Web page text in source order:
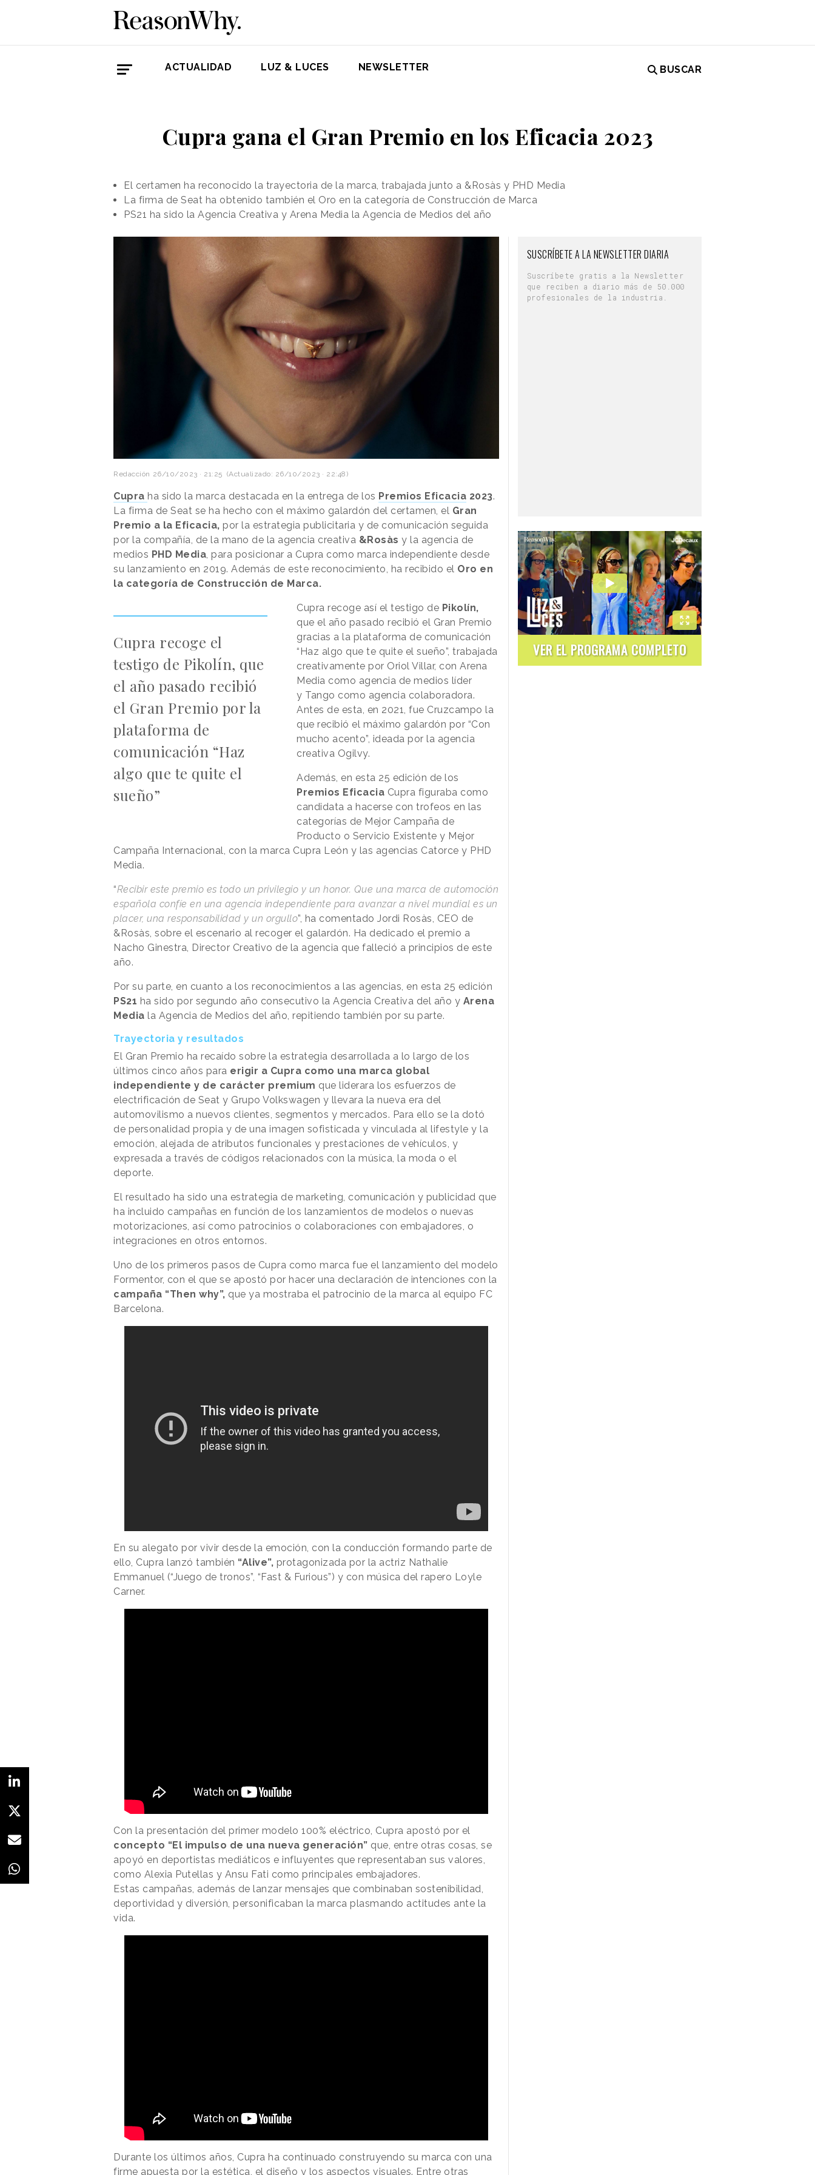
ACTUALIDAD LUZ & LUCES NEWSLETTER BUSCAR
Cupra gana el Gran Premio en los Eficacia 2023
El certamen ha reconocido la trayectoria de la marca, trabajada junto a &Rosàs y PHD Media
La firma de Seat ha obtenido también el Oro en la categoría de Construcción de Marca
PS21 ha sido la Agencia Creativa y Arena Media la Agencia de Medios del año
Redacción 26/10/2023 · 21:25 (Actualizado: 26/10/2023 · 22:48)
Cupra ha sido la marca destacada en la entrega de los Premios Eficacia 2023.
La firma de Seat se ha hecho con el máximo galardón del certamen, el Gran
Premio a la Eficacia, por la estrategia publicitaria y de comunicación seguida
por la compañía, de la mano de la agencia creativa &Rosàs y la agencia de
medios PHD Media, para posicionar a Cupra como marca independiente desde
su lanzamiento en 2019. Además de este reconocimiento, ha recibido el Oro en
la categoría de Construcción de Marca.
Cupra recoge el
testigo de Pikolín, que
el año pasado recibió
el Gran Premio por la
plataforma de
comunicación “Haz
algo que te quite el
sueño”
Cupra recoge así el testigo de Pikolín,
que el año pasado recibió el Gran Premio
gracias a la plataforma de comunicación
“Haz algo que te quite el sueño”, trabajada
creativamente por Oriol Villar, con Arena
Media como agencia de medios líder
y Tango como agencia colaboradora.
Antes de esta, en 2021, fue Cruzcampo la
que recibió el máximo galardón por “Con
mucho acento”, ideada por la agencia
creativa Ogilvy.
Además, en esta 25 edición de los
Premios Eficacia Cupra figuraba como
candidata a hacerse con trofeos en las
categorías de Mejor Campaña de
Producto o Servicio Existente y Mejor
Campaña Internacional, con la marca Cupra León y las agencias Catorce y PHD
Media.
“Recibir este premio es todo un privilegio y un honor. Que una marca de automoción
española confíe en una agencia independiente para avanzar a nivel mundial es un
placer, una responsabilidad y un orgullo”, ha comentado Jordi Rosàs, CEO de
&Rosàs, sobre el escenario al recoger el galardón. Ha dedicado el premio a
Nacho Ginestra, Director Creativo de la agencia que falleció a principios de este
año.
Por su parte, en cuanto a los reconocimientos a las agencias, en esta 25 edición
PS21 ha sido por segundo año consecutivo la Agencia Creativa del año y Arena
Media la Agencia de Medios del año, repitiendo también por su parte.
Trayectoria y resultados
El Gran Premio ha recaído sobre la estrategia desarrollada a lo largo de los
últimos cinco años para erigir a Cupra como una marca global
independiente y de carácter premium que liderara los esfuerzos de
electrificación de Seat y Grupo Volkswagen y llevara la nueva era del
automovilismo a nuevos clientes, segmentos y mercados. Para ello se la dotó
de personalidad propia y de una imagen sofisticada y vinculada al lifestyle y la
emoción, alejada de atributos funcionales y prestaciones de vehículos, y
expresada a través de códigos relacionados con la música, la moda o el
deporte.
El resultado ha sido una estrategia de marketing, comunicación y publicidad que
ha incluido campañas en función de los lanzamientos de modelos o nuevas
motorizaciones, así como patrocinios o colaboraciones con embajadores, o
integraciones en otros entornos.
Uno de los primeros pasos de Cupra como marca fue el lanzamiento del modelo
Formentor, con el que se apostó por hacer una declaración de intenciones con la
campaña “Then why”, que ya mostraba el patrocinio de la marca al equipo FC
Barcelona.
En su alegato por vivir desde la emoción, con la conducción formando parte de
ello, Cupra lanzó también “Alive”, protagonizada por la actriz Nathalie
Emmanuel (“Juego de tronos”, “Fast & Furious”) y con música del rapero Loyle
Carner.
Con la presentación del primer modelo 100% eléctrico, Cupra apostó por el
concepto “El impulso de una nueva generación” que, entre otras cosas, se
apoyó en deportistas mediáticos e influyentes que representaban sus valores,
como Alexia Putellas y Ansu Fati como principales embajadores.
Estas campañas, además de lanzar mensajes que combinaban sostenibilidad,
deportividad y diversión, personificaban la marca plasmando actitudes ante la
vida.
Durante los últimos años, Cupra ha continuado construyendo su marca con una
firme apuesta por la estética, el diseño y los aspectos visuales. Entre otras
SUSCRÍBETE A LA NEWSLETTER DIARIA
Suscríbete gratis a la Newsletter
que reciben a diario más de 50.000
profesionales de la industria.
VER EL PROGRAMA COMPLETO